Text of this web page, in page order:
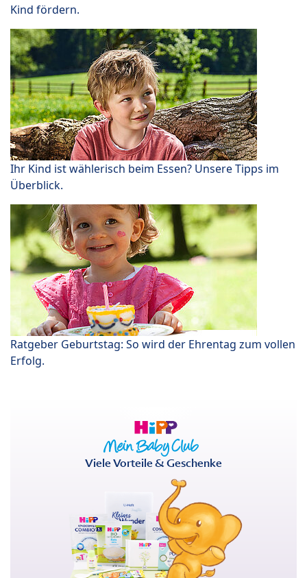
Kind fördern.
Ihr Kind ist wählerisch beim Essen? Unsere Tipps im
Überblick.
Ratgeber Geburtstag: So wird der Ehrentag zum vollen
Erfolg.
Viele Vorteile & Geschenke